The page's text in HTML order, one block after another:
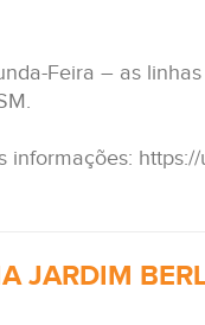
Feira – as
JARDIM